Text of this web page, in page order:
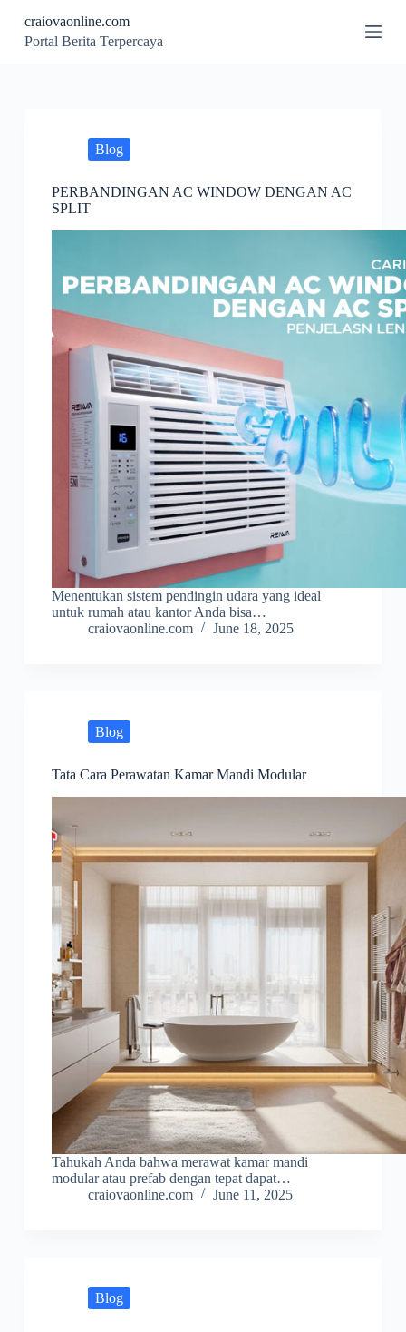
S
k
craiovaonline.com
Portal Berita Terpercaya
Blog
PERBANDINGAN AC WINDOW DENGAN AC
SPLIT
Menentukan sistem pendingin udara yang ideal
untuk rumah atau kantor Anda bisa…
craiovaonline.com
June 18, 2025
Blog
Tata Cara Perawatan Kamar Mandi Modular
Tahukah Anda bahwa merawat kamar mandi
modular atau prefab dengan tepat dapat…
craiovaonline.com
June 11, 2025
Blog